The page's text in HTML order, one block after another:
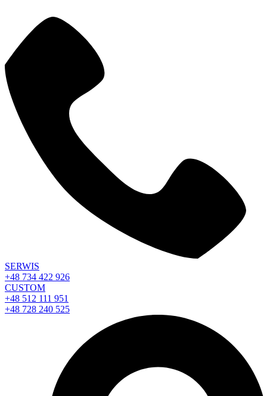
SERWIS
+48 734 422 926
CUSTOM
+48 512 111 951
+48 728 240 525